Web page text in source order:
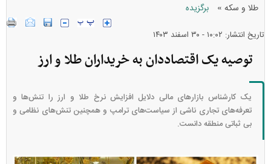
طلا و سکه » برگزیده
تاریخ انتشار: ۱۰:۰۲ - ۳۰ اسفند ۱۴۰۳
توصیه یک اقتصاددان به خریداران طلا و ارز
یک کارشناس بازار‌های مالی دلایل افزایش نرخ طلا و ارز را تنش‌ها و
تعرفه‌های تجاری ناشی از سیاست‌های ترامپ و همچنین تنش‌های نظامی و
بی ثباتی منطقه دانست.